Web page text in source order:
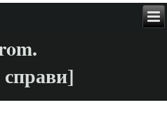
справи]